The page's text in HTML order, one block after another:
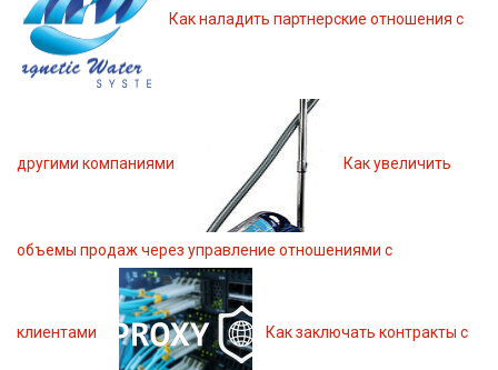
Как наладить партнерские отношения с
другими компаниями Как увеличить
объемы продаж через управление отношениями с
клиентами Как заключать контракты с